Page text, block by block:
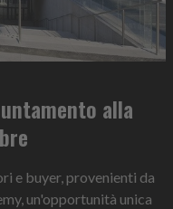
alla
e buyer, provenienti da
un'opportunità unica